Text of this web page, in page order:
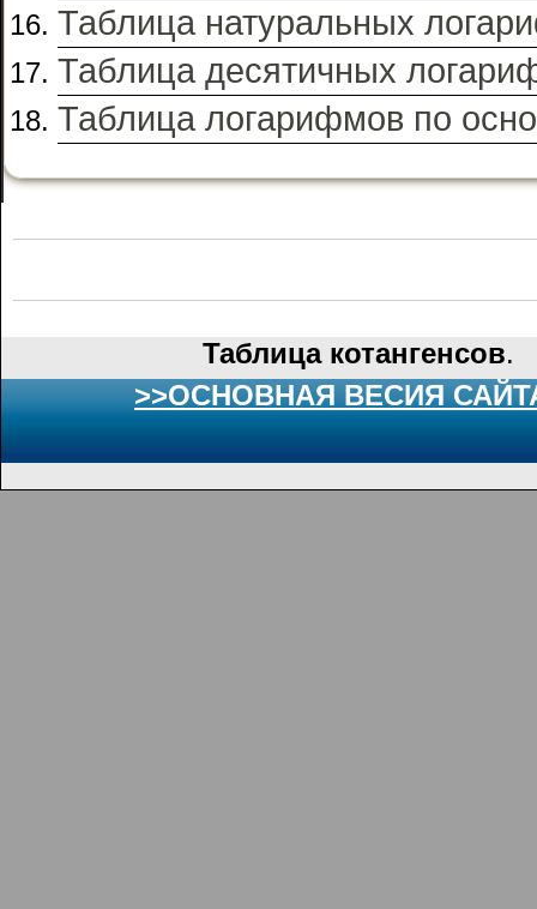
Таблица натуральных
Таблица десятичных
Таблица логарифмов по
Таблица котангенсов.
>>ОСНОВНАЯ ВЕСИЯ